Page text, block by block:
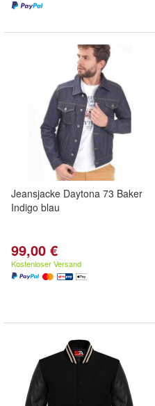
Jeansjacke Daytona 73 Baker
Indigo blau
99,00 €
Kostenloser Versand